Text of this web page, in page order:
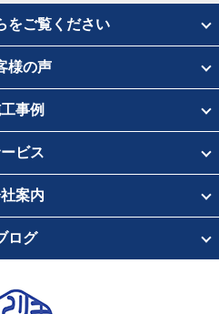
をご覧ください
様の声
事例
ビス
案内
ログ